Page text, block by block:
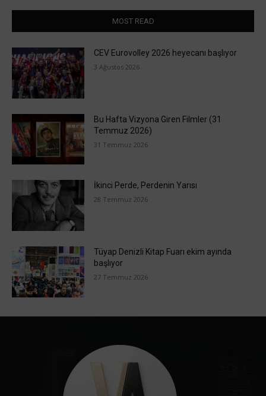
MOST READ
CEV Eurovolley 2026 heyecanı başlıyor
3 Ağustos 2026
Bu Hafta Vizyona Giren Filmler (31
Temmuz 2026)
31 Temmuz 2026
İkinci Perde, Perdenin Yarısı
28 Temmuz 2026
Tüyap Denizli Kitap Fuarı ekim ayında
başlıyor
27 Temmuz 2026